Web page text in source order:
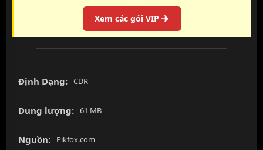
Xem các gói VIP
Định Dạng: CDR
Dung lượng: 61 MB
Nguồn: Pikfox.com